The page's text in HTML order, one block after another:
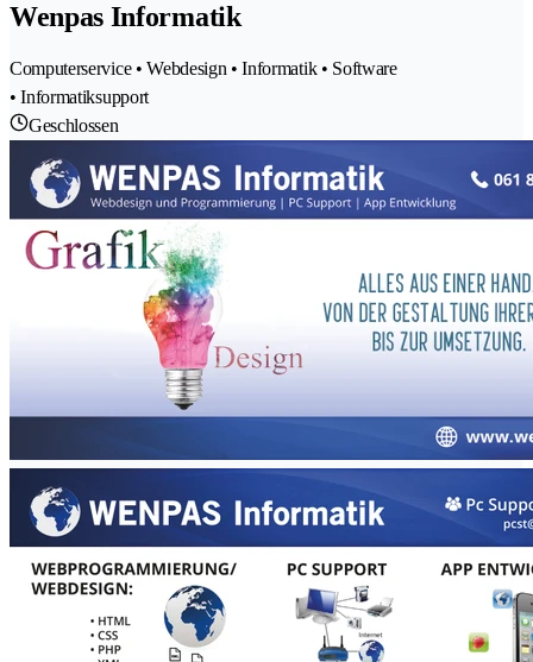
Wenpas Informatik
Computerservice • Webdesign • Informatik • Software
• Informatiksupport
Geschlossen